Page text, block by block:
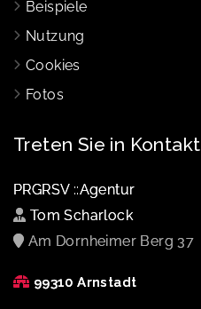
Beispiele
Nutzung
Cookies
Fotos
Treten Sie in Kontakt
PRGRSV ::Agentur
Tom Scharlock
Am Dornheimer Berg 37
99310 Arnstadt